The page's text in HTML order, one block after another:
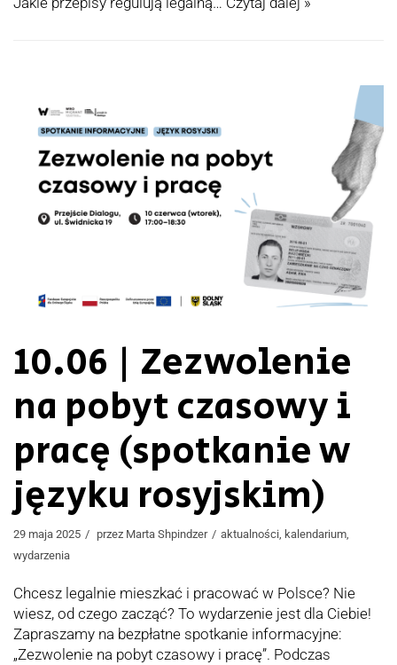
10.06 | Zezwolenie
na pobyt czasowy i
pracę (spotkanie w
języku rosyjskim)
29 maja 2025 przez Marta Shpindzer aktualności, kalendarium,
wydarzenia
Chcesz legalnie mieszkać i pracować w Polsce? Nie
wiesz, od czego zacząć? To wydarzenie jest dla Ciebie!
Zapraszamy na bezpłatne spotkanie informacyjne:
„Zezwolenie na pobyt czasowy i pracę”. Podczas